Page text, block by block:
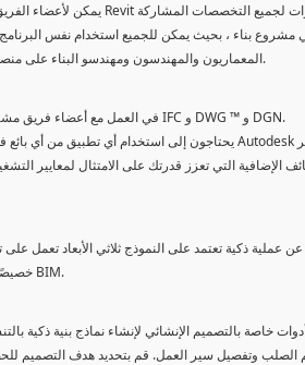
مشروع بناء ، بحيث يمكن للجميع استخدام نفس
المعماريون والمهندسون ومهندسو البناء على منصة واحدة موحدة ، يمكن تقليل مخاطر أخطاء ترجمة البيانات ويمكن أن تكون عملية التصميم أكثر قابلية للتنبؤ.
يساعدك Revit في العمل مع أعضاء فريق مشروع موسع. تقوم باستيراد وتصدير وروابط بياناتك مع تنسيقات شائعة الاستخدام ، بما في ذلك IFC و DWG ™ و DGN.
المباني والبنية التحتية وتصميمها وإنشائها وإدارتها بشكل أكثر كفاءة. تم تصميم برنامج Autodesk Revit خصيصًا لـ BIM.
خاصة بالتصميم الإنشائي لإنشاء نماذج بنية ذكية